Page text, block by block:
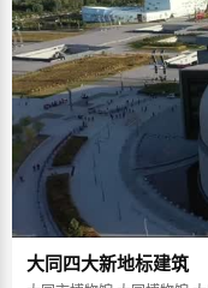
大同四大新地标建筑